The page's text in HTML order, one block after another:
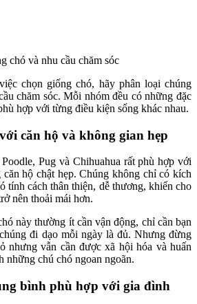
chó và nhu cầu chăm sóc
chọn giống chó, hãy phân loại chúng
chăm sóc. Mỗi nhóm đều có những đặc
hợp với từng điều kiện sống khác nhau.
căn hộ và không gian hẹp
Pug và Chihuahua rất phù hợp với
hộ chật hẹp. Chúng không chỉ có kích
tính cách thân thiện, dễ thương, khiến cho
nên thoải mái hơn.
này thường ít cần vận động, chỉ cần bạn
đi dạo mỗi ngày là đủ. Nhưng đừng
nhưng vẫn cần được xã hội hóa và huấn
những chú chó ngoan ngoãn.
bình phù hợp với gia đình